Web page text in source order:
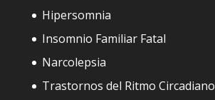
Hipersomnia
Insomnio Familiar Fatal
Narcolepsia
Trastornos del Ritmo Circadiano